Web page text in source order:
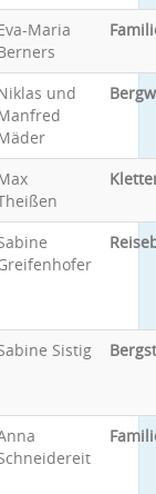
Maria
und
Sistig